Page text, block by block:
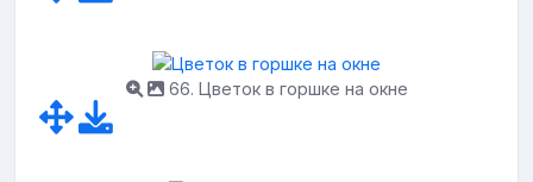
66. Цветок в горшке на окне